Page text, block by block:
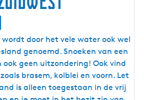
wordt door het vele water ook wel
genoemd. Snoeken van een
geen uitzondering! Ook vind
brasem, kolblei en voorn. Let
is alleen toegestaan in de vrij